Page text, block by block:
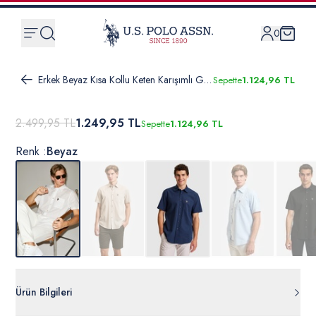
0
Erkek Beyaz Kısa Kollu Keten Karışımlı GömlekSepette1.124,96 TL
2.499,95 TL1.249,95 TLSepette1.124,96 TL
Renk :Beyaz
Ürün Bilgileri